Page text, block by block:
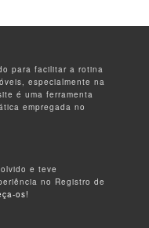
para facilitar a rotina
especialmente na
é uma ferramenta
empregada no
e teve
no Registro de
os!